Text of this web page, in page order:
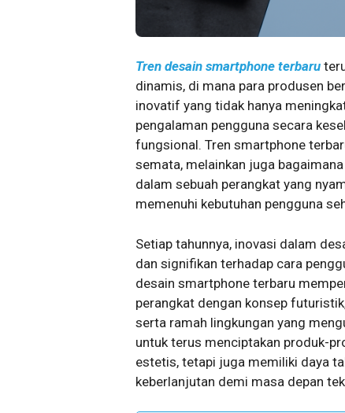
Tren desain smartphone terbaru
dinamis, di mana para produsen
inovatif yang tidak hanya
pengalaman pengguna secara
fungsional. Tren smartphone
semata, melainkan juga
dalam sebuah perangkat yang
memenuhi kebutuhan pengguna
Setiap tahunnya, inovasi dalam
dan signifikan terhadap cara
desain smartphone terbaru
perangkat dengan konsep
serta ramah lingkungan yang
untuk terus menciptakan produk-
estetis, tetapi juga memiliki daya
keberlanjutan demi masa depan